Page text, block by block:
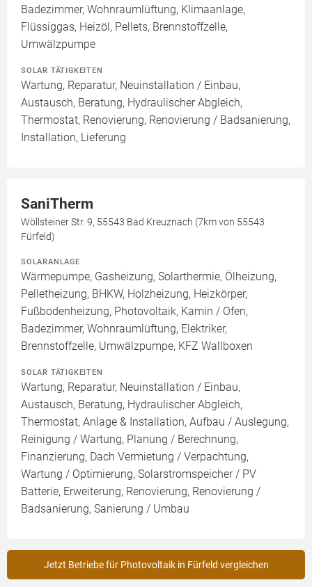
Badezimmer, Wohnraumlüftung, Klimaanlage,
Flüssiggas, Heizöl, Pellets, Brennstoffzelle,
Umwälzpumpe
SOLAR TÄTIGKEITEN
Wartung, Reparatur, Neuinstallation / Einbau,
Austausch, Beratung, Hydraulischer Abgleich,
Thermostat, Renovierung, Renovierung / Badsanierung,
Installation, Lieferung
SaniTherm
Wöllsteiner Str. 9, 55543 Bad Kreuznach (7km von 55543
Fürfeld)
SOLARANLAGE
Wärmepumpe, Gasheizung, Solarthermie, Ölheizung,
Pelletheizung, BHKW, Holzheizung, Heizkörper,
Fußbodenheizung, Photovoltaik, Kamin / Ofen,
Badezimmer, Wohnraumlüftung, Elektriker,
Brennstoffzelle, Umwälzpumpe, KFZ Wallboxen
SOLAR TÄTIGKEITEN
Wartung, Reparatur, Neuinstallation / Einbau,
Austausch, Beratung, Hydraulischer Abgleich,
Thermostat, Anlage & Installation, Aufbau / Auslegung,
Reinigung / Wartung, Planung / Berechnung,
Finanzierung, Dach Vermietung / Verpachtung,
Wartung / Optimierung, Solarstromspeicher / PV
Batterie, Erweiterung, Renovierung, Renovierung /
Badsanierung, Sanierung / Umbau
Jetzt Betriebe für Photovoltaik in Fürfeld vergleichen